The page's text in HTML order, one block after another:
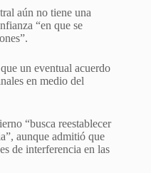
aún no tiene una
“en que se
un eventual acuerdo
en medio del
“busca reestablecer
aunque admitió que
de interferencia en las